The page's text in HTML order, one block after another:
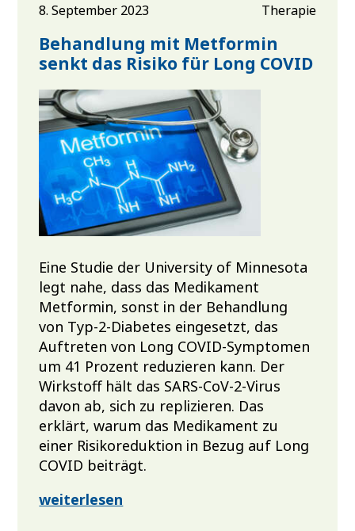
8. September 2023 Therapie
Behandlung mit Metformin
senkt das Risiko für Long COVID
Eine Studie der University of Minnesota
legt nahe, dass das Medikament
Metformin, sonst in der Behandlung
von Typ-2-Diabetes eingesetzt, das
Auftreten von Long COVID-Symptomen
um 41 Prozent reduzieren kann. Der
Wirkstoff hält das SARS-CoV-2-Virus
davon ab, sich zu replizieren. Das
erklärt, warum das Medikament zu
einer Risikoreduktion in Bezug auf Long
COVID beiträgt.
weiterlesen